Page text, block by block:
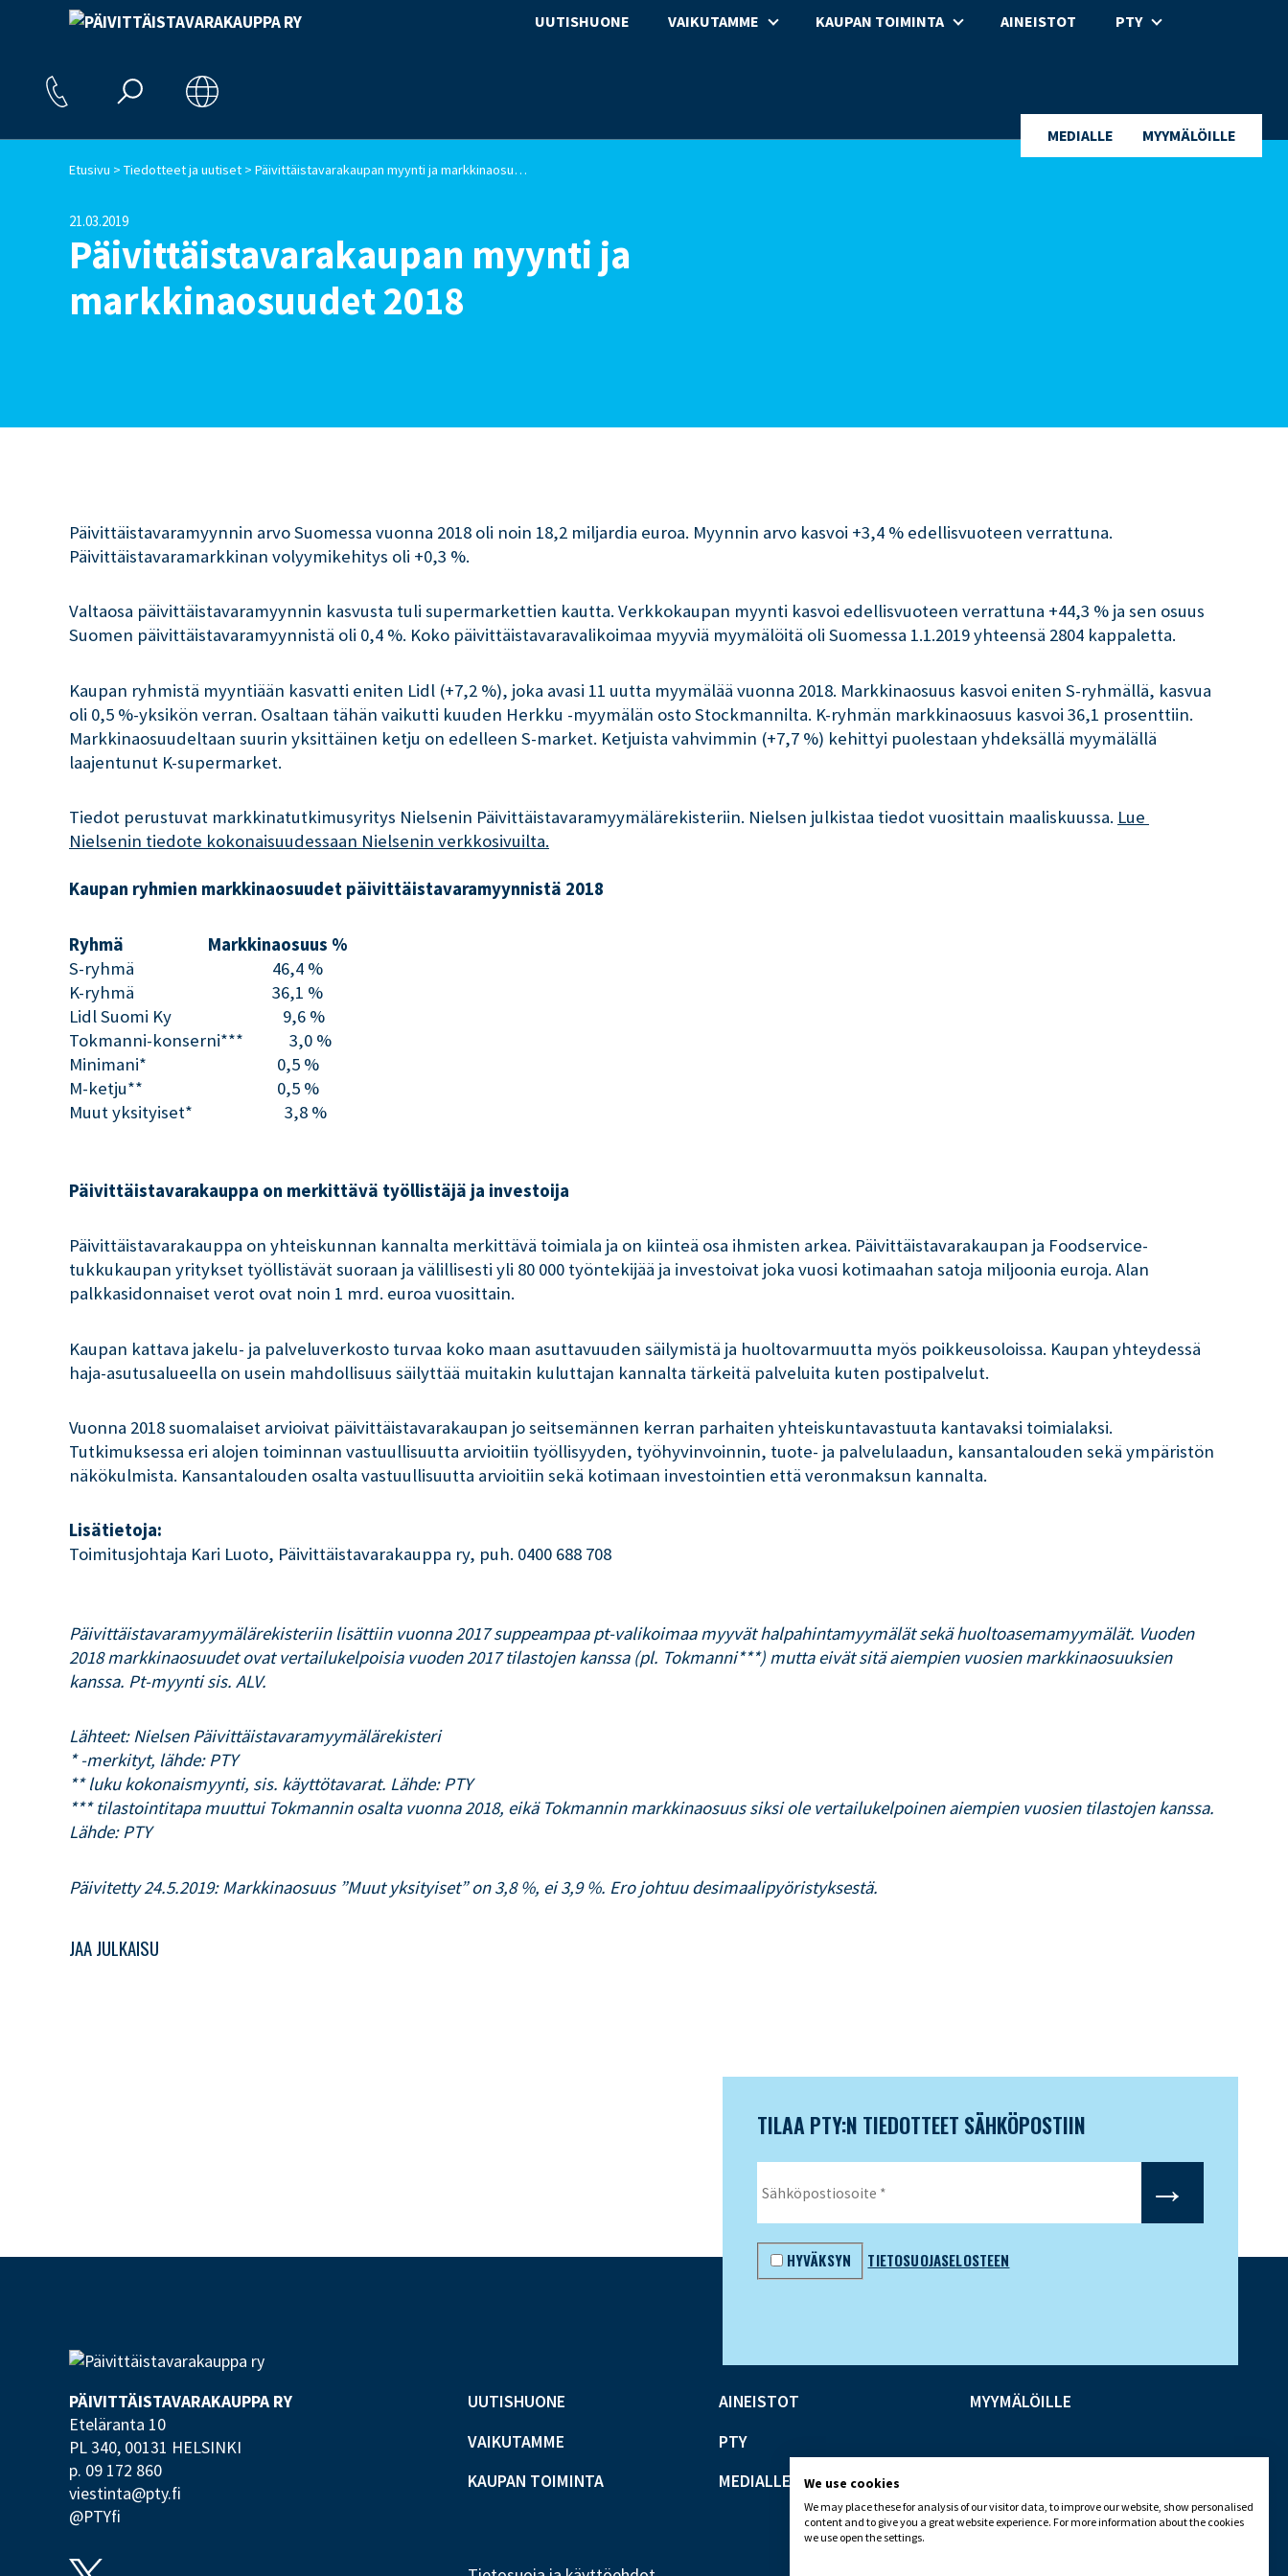
UUTISHUONE VAIKUTAMME KAUPAN TOIMINTA AINEISTOT PTY
MEDIALLE MYYMÄLÖILLE
Etusivu > Tiedotteet ja uutiset > Päivittäistavarakaupan myynti ja markkinaosuudet 2018
21.03.2019
Päivittäistavarakaupan myynti ja
markkinaosuudet 2018
Päivittäistavaramyynnin arvo Suomessa vuonna 2018 oli noin 18,2 miljardia euroa. Myynnin arvo kasvoi +3,4 % edellisvuoteen verrattuna.
Päivittäistavaramarkkinan volyymikehitys oli +0,3 %.
Valtaosa päivittäistavaramyynnin kasvusta tuli supermarkettien kautta. Verkkokaupan myynti kasvoi edellisvuoteen verrattuna +44,3 % ja sen osuus
Suomen päivittäistavaramyynnistä oli 0,4 %. Koko päivittäistavaravalikoimaa myyviä myymälöitä oli Suomessa 1.1.2019 yhteensä 2804 kappaletta.
Kaupan ryhmistä myyntiään kasvatti eniten Lidl (+7,2 %), joka avasi 11 uutta myymälää vuonna 2018. Markkinaosuus kasvoi eniten S-ryhmällä, kasvua
oli 0,5 %-yksikön verran. Osaltaan tähän vaikutti kuuden Herkku -myymälän osto Stockmannilta. K-ryhmän markkinaosuus kasvoi 36,1 prosenttiin.
Markkinaosuudeltaan suurin yksittäinen ketju on edelleen S-market. Ketjuista vahvimmin (+7,7 %) kehittyi puolestaan yhdeksällä myymälällä
laajentunut K-supermarket.
Tiedot perustuvat markkinatutkimusyritys Nielsenin Päivittäistavaramyymälärekisteriin. Nielsen julkistaa tiedot vuosittain maaliskuussa. Lue
Nielsenin tiedote kokonaisuudessaan Nielsenin verkkosivuilta.
Kaupan ryhmien markkinaosuudet päivittäistavaramyynnistä 2018
Ryhmä Markkinaosuus %
S-ryhmä 46,4 %
K-ryhmä 36,1 %
Lidl Suomi Ky 9,6 %
Tokmanni-konserni*** 3,0 %
Minimani* 0,5 %
M-ketju** 0,5 %
Muut yksityiset* 3,8 %
Päivittäistavarakauppa on merkittävä työllistäjä ja investoija
Päivittäistavarakauppa on yhteiskunnan kannalta merkittävä toimiala ja on kiinteä osa ihmisten arkea. Päivittäistavarakaupan ja Foodservice-
tukkukaupan yritykset työllistävät suoraan ja välillisesti yli 80 000 työntekijää ja investoivat joka vuosi kotimaahan satoja miljoonia euroja. Alan
palkkasidonnaiset verot ovat noin 1 mrd. euroa vuosittain.
Kaupan kattava jakelu- ja palveluverkosto turvaa koko maan asuttavuuden säilymistä ja huoltovarmuutta myös poikkeusoloissa. Kaupan yhteydessä
haja-asutusalueella on usein mahdollisuus säilyttää muitakin kuluttajan kannalta tärkeitä palveluita kuten postipalvelut.
Vuonna 2018 suomalaiset arvioivat päivittäistavarakaupan jo seitsemännen kerran parhaiten yhteiskuntavastuuta kantavaksi toimialaksi.
Tutkimuksessa eri alojen toiminnan vastuullisuutta arvioitiin työllisyyden, työhyvinvoinnin, tuote- ja palvelulaadun, kansantalouden sekä ympäristön
näkökulmista. Kansantalouden osalta vastuullisuutta arvioitiin sekä kotimaan investointien että veronmaksun kannalta.
Lisätietoja:
Toimitusjohtaja Kari Luoto, Päivittäistavarakauppa ry, puh. 0400 688 708
Päivittäistavaramyymälärekisteriin lisättiin vuonna 2017 suppeampaa pt-valikoimaa myyvät halpahintamyymälät sekä huoltoasemamyymälät. Vuoden
2018 markkinaosuudet ovat vertailukelpoisia vuoden 2017 tilastojen kanssa (pl. Tokmanni***) mutta eivät sitä aiempien vuosien markkinaosuuksien
kanssa. Pt-myynti sis. ALV.
Lähteet: Nielsen Päivittäistavaramyymälärekisteri
* -merkityt, lähde: PTY
** luku kokonaismyynti, sis. käyttötavarat. Lähde: PTY
*** tilastointitapa muuttui Tokmannin osalta vuonna 2018, eikä Tokmannin markkinaosuus siksi ole vertailukelpoinen aiempien vuosien tilastojen kanssa.
Lähde: PTY
Päivitetty 24.5.2019: Markkinaosuus ”Muut yksityiset” on 3,8 %, ei 3,9 %. Ero johtuu desimaalipyöristyksestä.
JAA JULKAISU
TILAA PTY:N TIEDOTTEET SÄHKÖPOSTIIN
HYVÄKSYN TIETOSUOJASELOSTEEN
PÄIVITTÄISTAVARA­KAUPPA RY
Eteläranta 10
PL 340, 00131 HELSINKI
p. 09 172 860
viestinta@pty.fi
@PTYfi
UUTISHUONE
VAIKUTAMME
KAUPAN TOIMINTA
AINEISTOT
PTY
MEDIALLE
MYYMÄLÖILLE
We use cookies
We may place these for analysis of our visitor data, to improve our website, show personalised
content and to give you a great website experience. For more information about the cookies
we use open the settings.